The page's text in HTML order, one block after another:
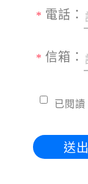
* 電話：
* 信箱：
已閱讀
送出